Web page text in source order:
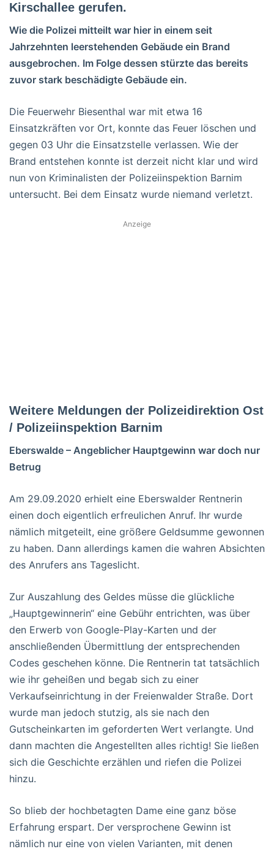
Kirschallee gerufen.
Wie die Polizei mitteilt war hier in einem seit
Jahrzehnten leerstehenden Gebäude ein Brand
ausgebrochen. Im Folge dessen stürzte das bereits
zuvor stark beschädigte Gebäude ein.
Die Feuerwehr Biesenthal war mit etwa 16
Einsatzkräften vor Ort, konnte das Feuer löschen und
gegen 03 Uhr die Einsatzstelle verlassen. Wie der
Brand entstehen konnte ist derzeit nicht klar und wird
nun von Kriminalisten der Polizeiinspektion Barnim
untersucht. Bei dem Einsatz wurde niemand verletzt.
Anzeige
Weitere Meldungen der Polizeidirektion Ost
/ Polizeiinspektion Barnim
Eberswalde – Angeblicher Hauptgewinn war doch nur
Betrug
Am 29.09.2020 erhielt eine Eberswalder Rentnerin
einen doch eigentlich erfreulichen Anruf. Ihr wurde
nämlich mitgeteilt, eine größere Geldsumme gewonnen
zu haben. Dann allerdings kamen die wahren Absichten
des Anrufers ans Tageslicht.
Zur Auszahlung des Geldes müsse die glückliche
„Hauptgewinnerin“ eine Gebühr entrichten, was über
den Erwerb von Google-Play-Karten und der
anschließenden Übermittlung der entsprechenden
Codes geschehen könne. Die Rentnerin tat tatsächlich
wie ihr geheißen und begab sich zu einer
Verkaufseinrichtung in der Freienwalder Straße. Dort
wurde man jedoch stutzig, als sie nach den
Gutscheinkarten im geforderten Wert verlangte. Und
dann machten die Angestellten alles richtig! Sie ließen
sich die Geschichte erzählen und riefen die Polizei
hinzu.
So blieb der hochbetagten Dame eine ganz böse
Erfahrung erspart. Der versprochene Gewinn ist
nämlich nur eine von vielen Varianten, mit denen